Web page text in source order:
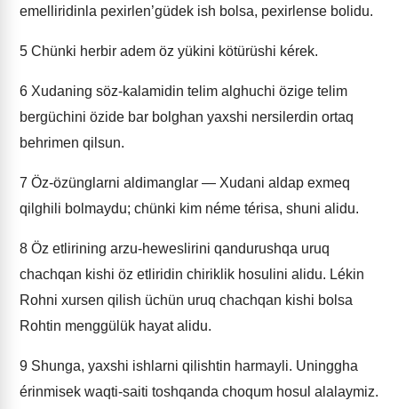
emelliridinla pexirlen’güdek ish bolsa, pexirlense bolidu.
5 Chünki herbir adem öz yükini kötürüshi kérek.
6 Xudaning söz-kalamidin telim alghuchi özige telim
bergüchini özide bar bolghan yaxshi nersilerdin ortaq
behrimen qilsun.
7 Öz-özünglarni aldimanglar — Xudani aldap exmeq
qilghili bolmaydu; chünki kim néme térisa, shuni alidu.
8 Öz etlirining arzu-heweslirini qandurushqa uruq
chachqan kishi öz etliridin chiriklik hosulini alidu. Lékin
Rohni xursen qilish üchün uruq chachqan kishi bolsa
Rohtin menggülük hayat alidu.
9 Shunga, yaxshi ishlarni qilishtin harmayli. Uninggha
érinmisek waqti-saiti toshqanda choqum hosul alalaymiz.